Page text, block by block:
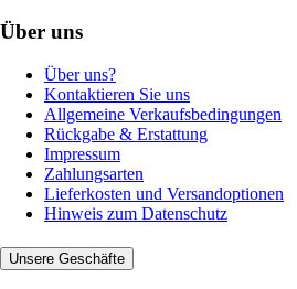
Über uns
Über uns?
Kontaktieren Sie uns
Allgemeine Verkaufsbedingungen
Rückgabe & Erstattung
Impressum
Zahlungsarten
Lieferkosten und Versandoptionen
Hinweis zum Datenschutz
Unsere Geschäfte